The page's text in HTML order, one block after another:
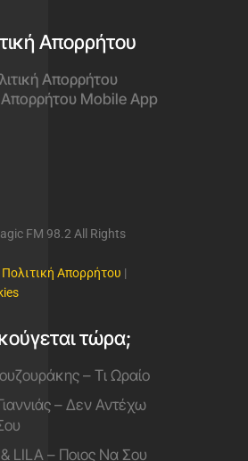
Απορρήτου
Απορρήτου
Απορρήτου Mobile App
FM 98.2 All Rights
Πολιτική Απορρήτου |
τώρα;
– Τι Ωραίο
– Δεν Αντέχω
LILA – Ποιος Να Σου